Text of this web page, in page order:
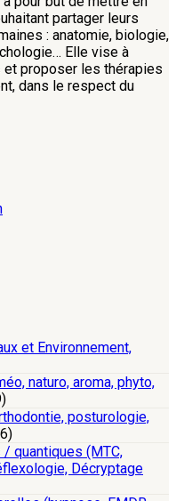
partager leurs
: anatomie, biologie,
Elle vise à
proposer les thérapies
dans le respect du
et Environnement,
naturo, aroma, phyto,
posturologie,
quantiques (MTC,
Décryptage